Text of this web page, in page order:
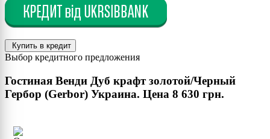
Купить в кредит
Выбор кредитного предложения
Гостиная Венди Дуб крафт золотой/Черный
Гербор (Gerbor) Украина. Цена 8 630 грн.